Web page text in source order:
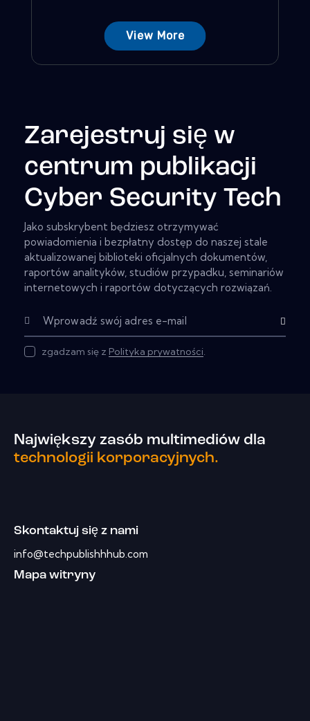
View More
Zarejestruj się w
centrum publikacji
Cyber Security Tech
Jako subskrybent będziesz otrzymywać
powiadomienia i bezpłatny dostęp do naszej stale
aktualizowanej biblioteki oficjalnych dokumentów,
raportów analityków, studiów przypadku, seminariów
internetowych i raportów dotyczących rozwiązań.
zgadzam się z Polityka prywatności.
Największy zasób multimediów dla
technologii korporacyjnych.
Skontaktuj się z nami
info@techpublishhhub.com
Mapa witryny